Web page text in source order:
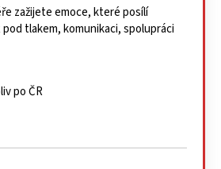
zažijete emoce, které posílí
tlakem, komunikaci, spolupráci
po ČR